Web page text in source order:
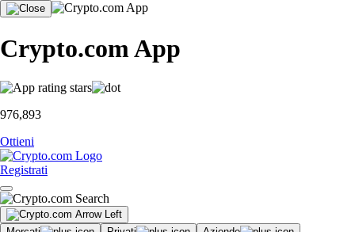
Crypto.com App
976,893
Ottieni
Registrati